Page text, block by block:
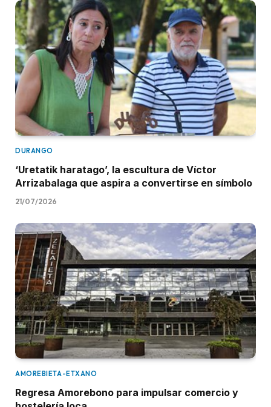
DURANGO
‘Uretatik haratago’, la escultura de Víctor
Arrizabalaga que aspira a convertirse en símbolo
21/07/2026
AMOREBIETA-ETXANO
Regresa Amorebono para impulsar comercio y